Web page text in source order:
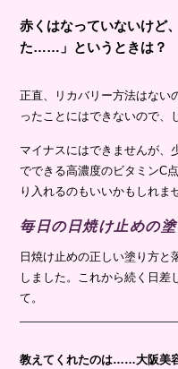
赤くはなっていないけど
た……」というときは？
正直、リカバリー方法はない
ったことにはできないので、
マイナスにはできませんが、
でできる高濃度のビタミンC
り入れるのもいいかもしれま
毎日の日焼け止めの
日焼け止めの正しい塗り方と
しました。これから続く日差
て。
教えてくれたのは……大阪美